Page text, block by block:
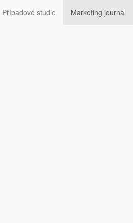
Případové studie
Marketing journal
a vlastní služba
přehrávat. KOncem
května. Automatická